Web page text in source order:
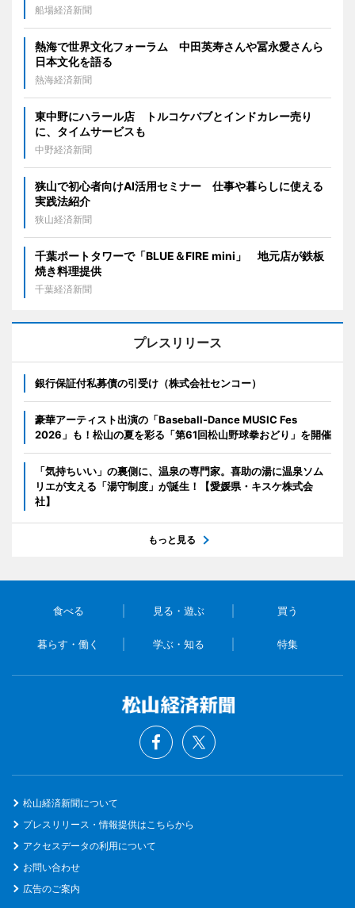
船場経済新聞
熱海で世界文化フォーラム 中田英寿さんや冨永愛さんら
日本文化を語る
熱海経済新聞
東中野にハラール店 トルコケバブとインドカレー売り
に、タイムサービスも
中野経済新聞
狭山で初心者向けAI活用セミナー 仕事や暮らしに使える
実践法紹介
狭山経済新聞
千葉ポートタワーで「BLUE＆FIRE mini」 地元店が鉄板
焼き料理提供
千葉経済新聞
プレスリリース
銀行保証付私募債の引受け（株式会社センコー）
豪華アーティスト出演の「Baseball-Dance MUSIC Fes
2026」も！松山の夏を彩る「第61回松山野球拳おどり」を開催
「気持ちいい」の裏側に、温泉の専門家。喜助の湯に温泉ソム
リエが支える「湯守制度」が誕生！【愛媛県・キスケ株式会
社】
もっと見る
食べる 見る・遊ぶ 買う
暮らす・働く 学ぶ・知る 特集
松山経済新聞について
プレスリリース・情報提供はこちらから
アクセスデータの利用について
お問い合わせ
広告のご案内